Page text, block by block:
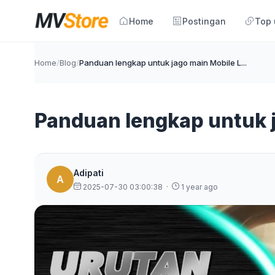
Home Postingan Top
Home/Blog/Panduan lengkap untuk jago main Mobile L...
Panduan lengkap untuk
A
Adipati
2025-07-30 03:00:38 · 1 year ago